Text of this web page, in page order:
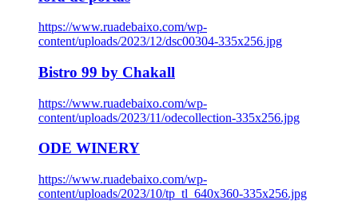
https://www.ruadebaixo.com/wp-
content/uploads/2023/12/dsc00304-335x256.jpg
Bistro 99 by Chakall
https://www.ruadebaixo.com/wp-
content/uploads/2023/11/odecollection-335x256.jpg
ODE WINERY
https://www.ruadebaixo.com/wp-
content/uploads/2023/10/tp_tl_640x360-335x256.jpg